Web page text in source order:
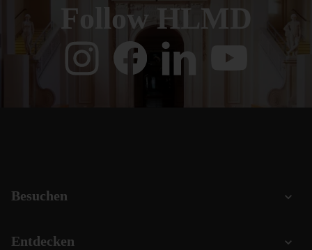
Follow HLMD
Besuchen
Entdecken